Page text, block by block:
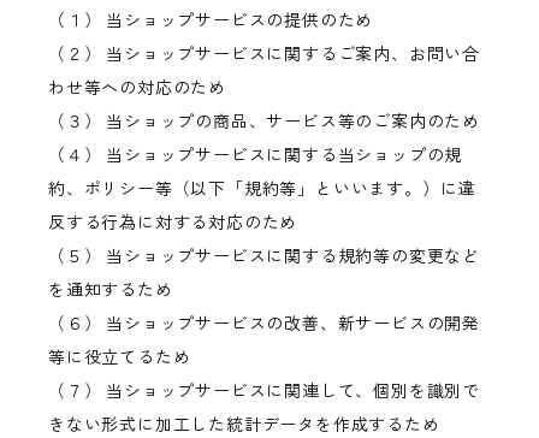
（１） 当ショップサービスの提供のため
（２） 当ショップサービスに関するご案内、お問い合
わせ等への対応のため
（３） 当ショップの商品、サービス等のご案内のため
（４） 当ショップサービスに関する当ショップの規
約、ポリシー等（以下「規約等」といいます。）に違
反する行為に対する対応のため
（５） 当ショップサービスに関する規約等の変更など
を通知するため
（６） 当ショップサービスの改善、新サービスの開発
等に役立てるため
（７） 当ショップサービスに関連して、個別を識別で
きない形式に加工した統計データを作成するため